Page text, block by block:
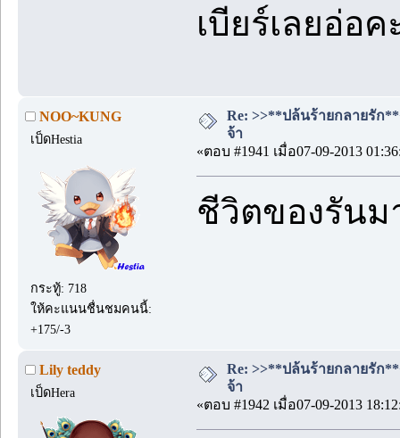
เบียร์เลยอ่อ
NOO~KUNG
เป็ดHestia
กระทู้: 718
ให้คะแนนชื่นชมคนนี้:
+175/-3
Re: >>**ปล้นร้ายกลายรัก
จ้า
«ตอบ #1941 เมื่อ07-09-2013
ชีวิตของรันม
Lily teddy
เป็ดHera
Re: >>**ปล้นร้ายกลายรัก
จ้า
«ตอบ #1942 เมื่อ07-09-2013